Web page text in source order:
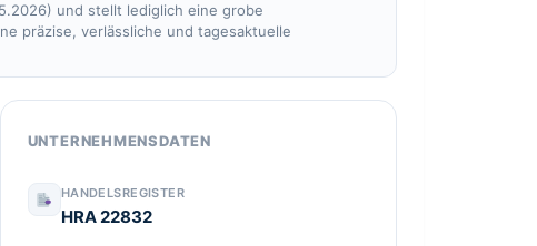
und stellt lediglich eine grobe
präzise, verlässliche und tagesaktuelle
UNTERNEHMENSDATEN
HANDELSREGISTER
HRA 22832